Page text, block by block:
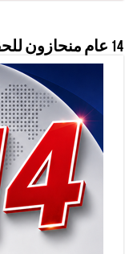
14 عام منحازون للحقيقة …